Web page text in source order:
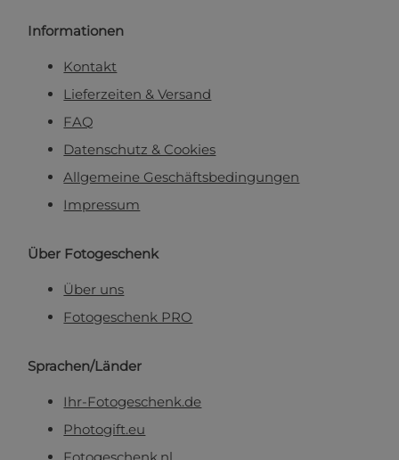
Informationen
Kontakt
Lieferzeiten & Versand
FAQ
Datenschutz & Cookies
Allgemeine Geschäftsbedingungen
Impressum
Über Fotogeschenk
Über uns
Fotogeschenk PRO
Sprachen/Länder
Ihr-Fotogeschenk.de
Photogift.eu